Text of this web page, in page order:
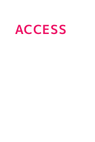
ACCESS